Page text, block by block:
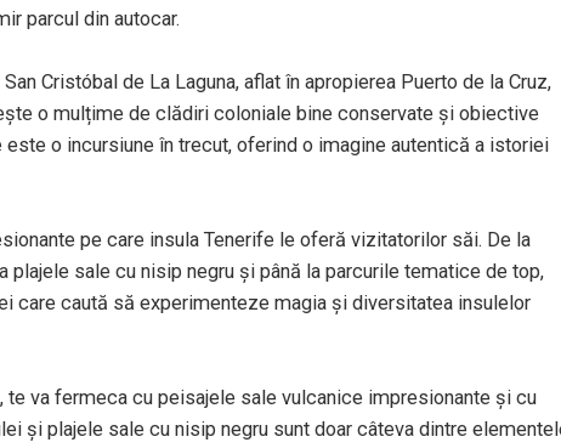
parcul din autocar.
Cristóbal de La Laguna, aflat în apropierea Puerto de la Cruz,
o mulțime de clădiri coloniale bine conservate și obiective
o incursiune în trecut, oferind o imagine autentică a istoriei
pe care insula Tenerife le oferă vizitatorilor săi. De la
plajele sale cu nisip negru și până la parcurile tematice de top,
care caută să experimenteze magia și diversitatea insulelor
te va fermeca cu peisajele sale vulcanice impresionante și cu
și plajele sale cu nisip negru sunt doar câteva dintre